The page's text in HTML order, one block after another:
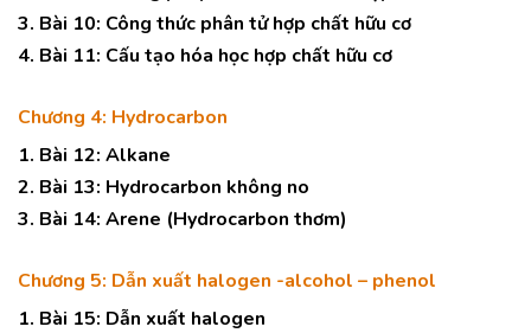
3. Bài 10: Công thức phân tử hợp chất hữu cơ
4. Bài 11: Cấu tạo hóa học hợp chất hữu cơ
Chương 4: Hydrocarbon
1. Bài 12: Alkane
2. Bài 13: Hydrocarbon không no
3. Bài 14: Arene (Hydrocarbon thơm)
Chương 5: Dẫn xuất halogen -alcohol – phenol
1. Bài 15: Dẫn xuất halogen